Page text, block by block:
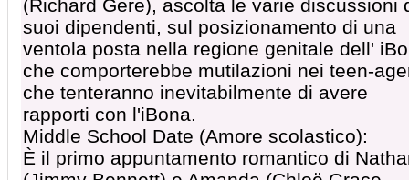
(Richard Gere), ascolta le varie discussioni
suoi dipendenti, sul posizionamento di una
ventola posta nella regione genitale dell'
che comporterebbe mutilazioni nei teen-
che tenteranno inevitabilmente di avere
rapporti con l'iBona.
Middle School Date (Amore scolastico):
È il primo appuntamento romantico di